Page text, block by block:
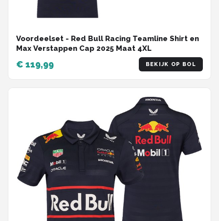
Voordeelset - Red Bull Racing Teamline Shirt en
Max Verstappen Cap 2025 Maat 4XL
€ 119,99 BEKIJK OP BOL